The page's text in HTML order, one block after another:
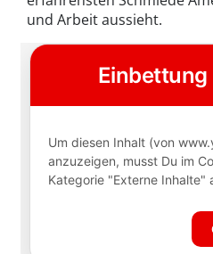
und Arbeit aussieht.